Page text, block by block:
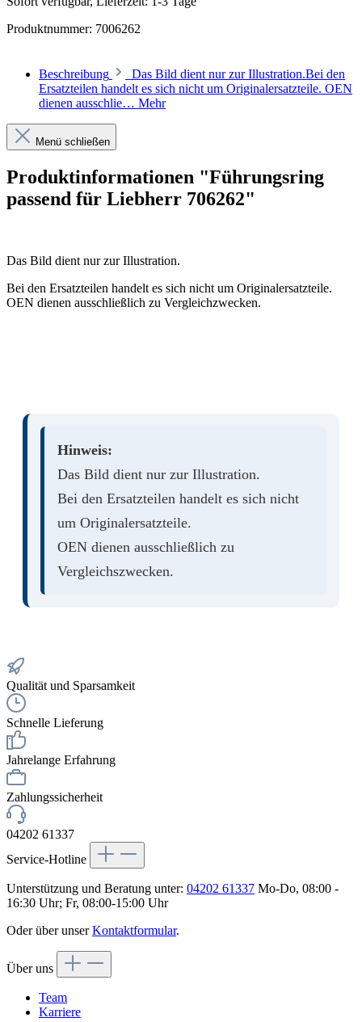
Produktnummer: 7006262
Beschreibung
Das Bild dient nur zur Illustration.Bei den
Ersatzteilen handelt es sich nicht um Originalersatzteile. OEN
dienen ausschlie… Mehr
Menü schließen
Produktinformationen "Führungsring
passend für Liebherr 706262"
Das Bild dient nur zur Illustration.
Bei den Ersatzteilen handelt es sich nicht um Originalersatzteile.
OEN dienen ausschließlich zu Vergleichzwecken.
Hinweis:
Das Bild dient nur zur Illustration.
Bei den Ersatzteilen handelt es sich nicht
um Originalersatzteile.
OEN dienen ausschließlich zu
Vergleichszwecken.
Qualität und Sparsamkeit
Schnelle Lieferung
Jahrelange Erfahrung
Zahlungssicherheit
04202 61337
Service-Hotline
Unterstützung und Beratung unter: 04202 61337 Mo-Do, 08:00 -
16:30 Uhr; Fr, 08:00-15:00 Uhr
Oder über unserKontaktformular.
Über uns
Team
Karriere